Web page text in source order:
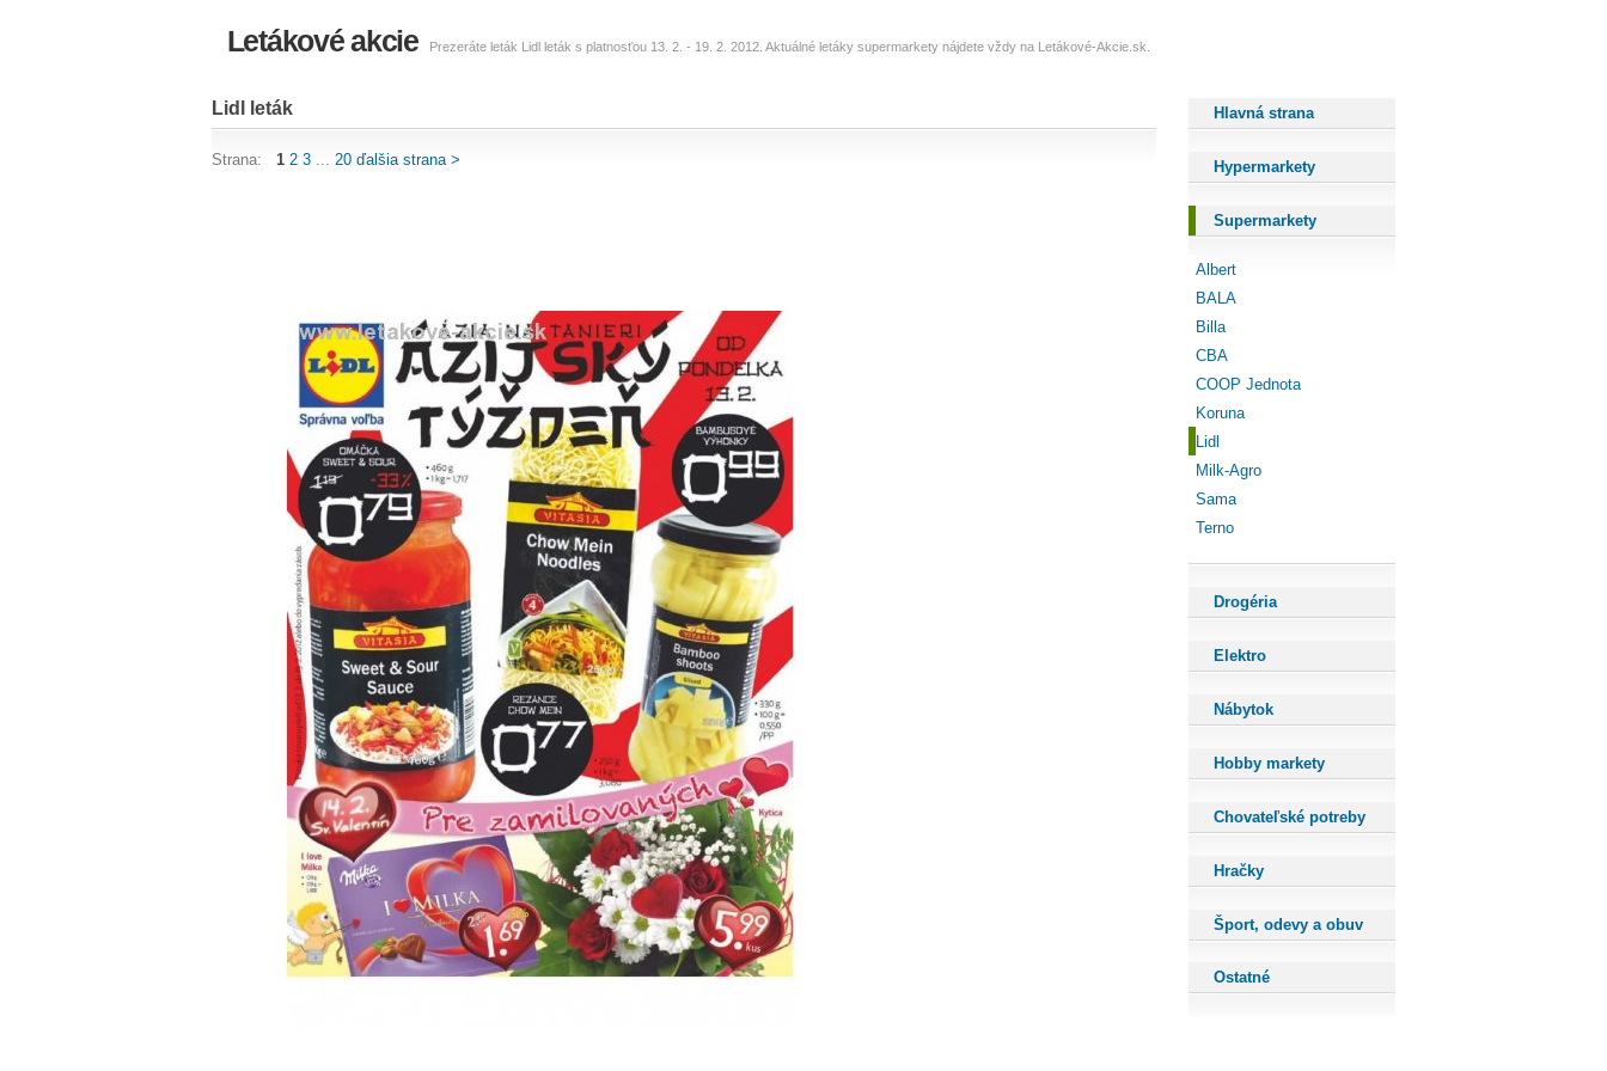
Letákové akcie Prezeráte leták Lidl leták s platnosťou 13. 2. - 19. 2. 2012. Aktuálné letáky supermarkety nájdete vždy na Letákové-Akcie.sk.
Lidl leták
Strana: 1 2 3 20 ďalšia strana >
Hlavná strana
Hypermarkety
Supermarkety
Albert
BALA
Billa
CBA
COOP Jednota
Koruna
Lidl
Milk-Agro
Sama
Terno
Drogéria
Elektro
Nábytok
Hobby markety
Chovateľské potreby
Hračky
Šport, odevy a obuv
Ostatné